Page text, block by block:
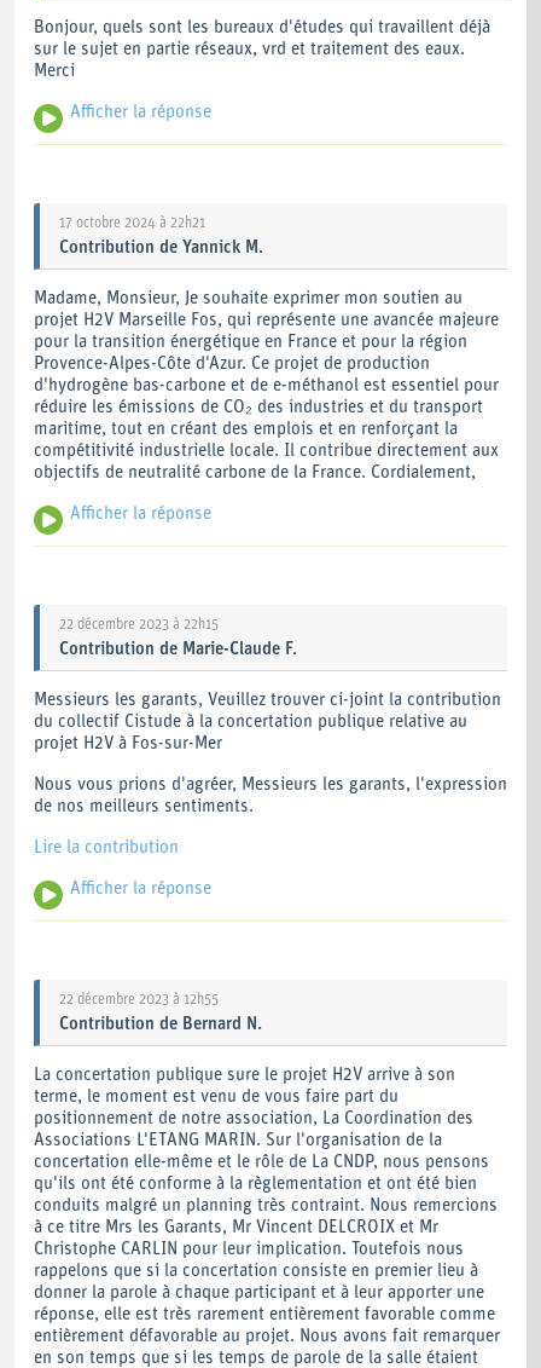
Bonjour, quels sont les bureaux d'études qui travaillent déjà
sur le sujet en partie réseaux, vrd et traitement des eaux.
Merci
Afficher la réponse
Bonjour,
concertation.
L'équipe H4 Marseille Fos
17 octobre 2024 à 22h21
Contribution de Yannick M.
Madame, Monsieur, Je souhaite exprimer mon soutien au
projet H2V Marseille Fos, qui représente une avancée majeure
pour la transition énergétique en France et pour la région
Provence-Alpes-Côte d'Azur. Ce projet de production
d'hydrogène bas-carbone et de e-méthanol est essentiel pour
réduire les émissions de CO₂ des industries et du transport
maritime, tout en créant des emplois et en renforçant la
compétitivité industrielle locale. Il contribue directement aux
objectifs de neutralité carbone de la France. Cordialement,
Afficher la réponse
Nous vous remercions pour votre contribution.
22 décembre 2023 à 22h15
Contribution de Marie-Claude F.
Messieurs les garants, Veuillez trouver ci-joint la contribution
du collectif Cistude à la concertation publique relative au
projet H2V à Fos-sur-Mer
Nous vous prions d'agréer, Messieurs les garants, l'expression
de nos meilleurs sentiments.
Lire la contribution
Afficher la réponse
Nous vous remercions pour votre contribution.
22 décembre 2023 à 12h55
Contribution de Bernard N.
La concertation publique sure le projet H2V arrive à son
terme, le moment est venu de vous faire part du
positionnement de notre association, La Coordination des
Associations L'ETANG MARIN. Sur l'organisation de la
concertation elle-même et le rôle de La CNDP, nous pensons
qu'ils ont été conforme à la règlementation et ont été bien
conduits malgré un planning très contraint. Nous remercions
à ce titre Mrs les Garants, Mr Vincent DELCROIX et Mr
Christophe CARLIN pour leur implication. Toutefois nous
rappelons que si la concertation consiste en premier lieu à
donner la parole à chaque participant et à leur apporter une
réponse, elle est très rarement entièrement favorable comme
entièrement défavorable au projet. Nous avons fait remarquer
en son temps que si les temps de parole de la salle étaient